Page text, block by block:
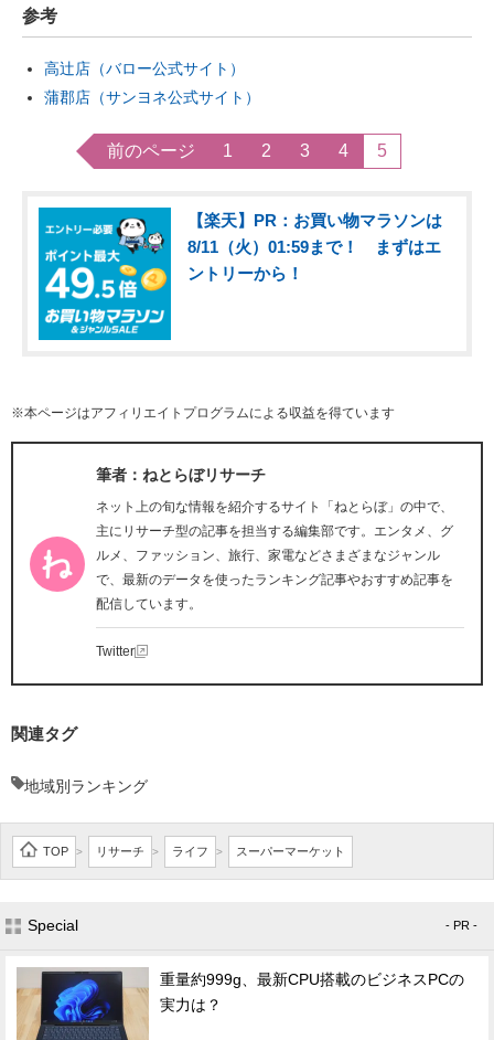
参考
高辻店（バロー公式サイト）
蒲郡店（サンヨネ公式サイト）
前のページ 1 2 3 4 5
【楽天】PR：お買い物マラソンは
8/11（火）01:59まで！ まずはエ
ントリーから！
※本ページはアフィリエイトプログラムによる収益を得ています
筆者：ねとらぼリサーチ
ネット上の旬な情報を紹介するサイト「ねとらぼ」の中で、
主にリサーチ型の記事を担当する編集部です。エンタメ、グ
ルメ、ファッション、旅行、家電などさまざまなジャンル
で、最新のデータを使ったランキング記事やおすすめ記事を
配信しています。
Twitter
関連タグ
地域別ランキング
TOP > リサーチ > ライフ > スーパーマーケット
Special - PR -
重量約999g、最新CPU搭載のビジネスPCの
実力は？